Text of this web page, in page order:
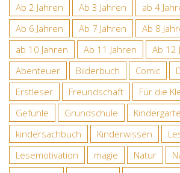
Ab 2 Jahren Ab 3 Jahren ab 4
Ab 6 Jahren
Ab 7 Jahren Ab 8
ab 10 Jahren
Ab 11 Jahren
Ab 12
Abenteuer
Bilderbuch Comic
Erstleser
Freundschaft
Für die
Gefühle
Grundschule
kindersachbuch
Kinderwissen
Lesemotivation
magie Natur